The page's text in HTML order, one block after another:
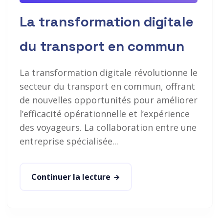
La transformation digitale
du transport en commun
La transformation digitale révolutionne le
secteur du transport en commun, offrant
de nouvelles opportunités pour améliorer
l’efficacité opérationnelle et l’expérience
des voyageurs. La collaboration entre une
entreprise spécialisée...
Continuer la lecture